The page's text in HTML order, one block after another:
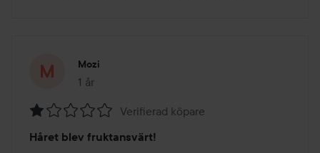
Mozi
1 år
Inlägget skapades 1 år
1
Verifierad köpare
Håret blev fruktansvärt!